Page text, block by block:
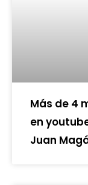
Más de 4
en
Juan